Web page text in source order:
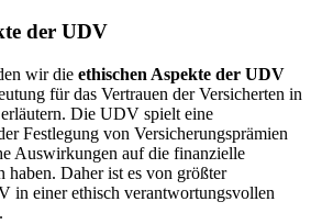
der UDV
wir die ethischen Aspekte der UDV
für das Vertrauen der Versicherten in
Die UDV spielt eine
Festlegung von Versicherungsprämien
Auswirkungen auf die finanzielle
haben. Daher ist es von größter
in einer ethisch verantwortungsvollen